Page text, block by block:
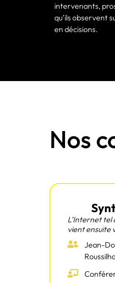
intervenants,
qu’ils observent
en décisions.
Nos
L’Internet tel
vient ensuite
Jean-